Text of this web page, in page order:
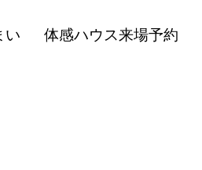
い 体感ハウス来場予約